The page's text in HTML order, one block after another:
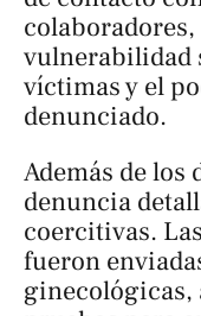
vulnerabilidad
víctimas y el
denunciado.
Además de los
denuncia
coercitivas.
fueron
ginecológicas,